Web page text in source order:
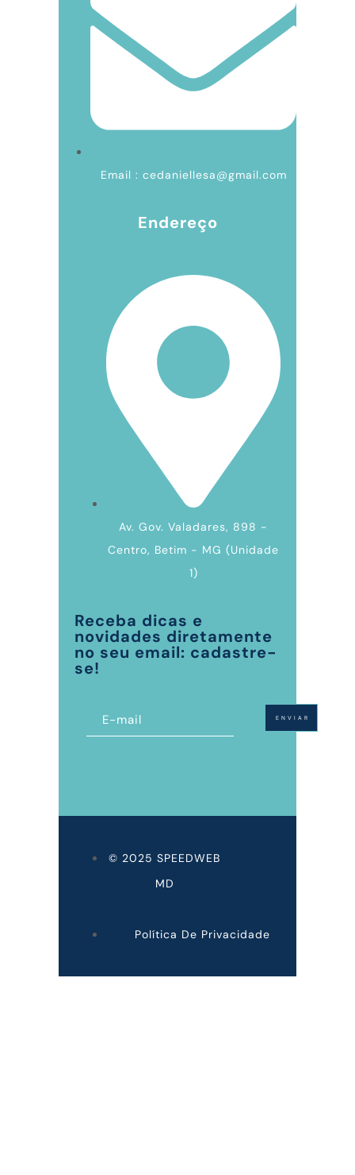
Email : cedaniellesa@gmail.com
Endereço
Av. Gov. Valadares, 898 -
Centro, Betim - MG (Unidade
1)
Receba dicas e
novidades diretamente
no seu email: cadastre-
se!
© 2025 SPEEDWEB
MD
Política De Privacidade